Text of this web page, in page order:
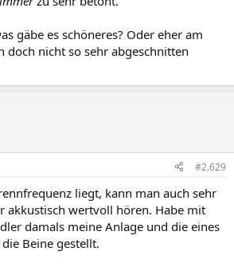
gäbe es schöneres? Oder eher am
doch nicht so sehr abgeschnitten
#2.629
liegt, kann man auch sehr
akkustisch wertvoll hören. Habe mit
damals meine Anlage und die eines
Beine gestellt.